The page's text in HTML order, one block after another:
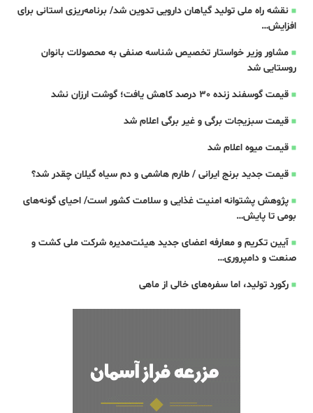
نقشه راه ملی تولید گیاهان دارویی تدوین شد/ برنامه‌ریزی استانی برای
افزایش…
مشاور وزیر خواستار تخصیص شناسه صنفی به محصولات بانوان
روستایی شد
قیمت گوسفند زنده 30 درصد کاهش یافت؛ گوشت ارزان نشد
قیمت سبزیجات برگی و غیر برگی اعلام شد
قیمت میوه اعلام شد
قیمت جدید برنج ایرانی / طارم هاشمی و دم سیاه گیلان چقدر شد؟
پژوهش پشتوانه امنیت غذایی و سلامت کشور است/ احیای گونه‌های
بومی تا پایش…
آیین تکریم و معارفه اعضای جدید هیئت‌مدیره شرکت ملی کشت و
صنعت و دامپروری…
رکورد تولید، اما سفره‌های خالی از ماهی